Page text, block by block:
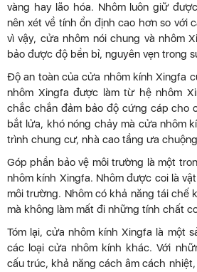
vàng hay lão hóa. Nhôm luôn giữ
nên xét về tính ổn định cao hơn so với
vì vậy, cửa nhôm nói chung và nhôm
bảo được độ bền bỉ, nguyên vẹn trong
Độ an toàn của cửa nhôm kính Xingfa
nhôm Xingfa được làm từ hệ nhôm
chắc chắn đảm bảo độ cứng cáp cho
bắt lửa, khó nóng chảy mà cửa nhôm
trình chung cư, nhà cao tầng ưa
Góp phần bảo vệ môi trường là một
nhôm kính Xingfa. Nhôm được coi là
môi trường. Nhôm có khả năng tái chế
mà không làm mất đi những tính chất
Tóm lại, cửa nhôm kính Xingfa là một
các loại cửa nhôm kính khác. Với
cấu trúc, khả năng cách âm cách